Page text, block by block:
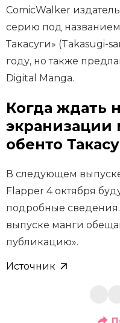
ComicWalker
серию под
Такасуги» (Takasugi-
году, но также
Digital Manga.
Когда ждать
экранизации
обенто
В следующем
Flapper 4 октября
подробные
выпуске манги
публикацию».
Источник